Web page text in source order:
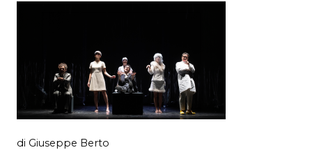
di Giuseppe Berto